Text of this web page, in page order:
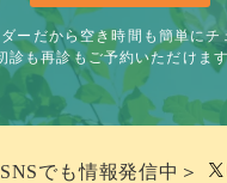
ーだから空き時間も簡単にチ
診も再診もご予約いただけま
SNSでも情報発信中＞